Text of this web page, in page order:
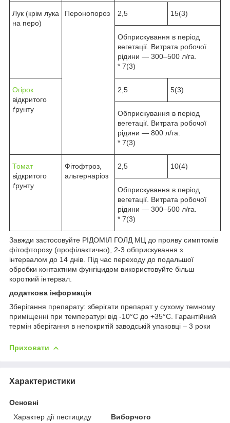
Лук (крім лука
на перо)
Перонопороз 2,5 15(3)
Обприскування в період
вегетації. Витрата робочої
рідини — 300–500 л/га.
* 7(3)
Огірок
відкритого
ґрунту
2,5 5(3)
Обприскування в період
вегетації. Витрата робочої
рідини — 800 л/га.
* 7(3)
Томат
відкритого
ґрунту
Фітофтроз,
альтернаріоз
2,5 10(4)
Обприскування в період
вегетації. Витрата робочої
рідини — 300–500 л/га.
* 7(3)
Завжди застосовуйте РІДОМІЛ ГОЛД МЦ до прояву симптомів
фітофторозу (профілактично), 2-3 обприскування з
інтервалом до 14 днів. Під час переходу до подальшої
обробки контактним фунгіцидом використовуйте більш
короткий інтервал.
додаткова інформація
Зберігання препарату: зберігати препарат у сухому темному
приміщенні при температурі від -10°С до +35°С. Гарантійний
термін зберігання в непокритій заводській упаковці – 3 роки
Приховати
Характеристики
Основні
Характер дії пестициду
Виборчого